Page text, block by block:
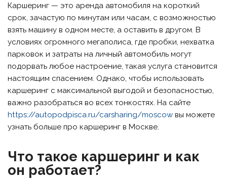
Каршеринг — это аренда автомобиля на короткий
срок, зачастую по минутам или часам, с возможностью
взять машину в одном месте, а оставить в другом. В
условиях огромного мегаполиса, где пробки, нехватка
парковок и затраты на личный автомобиль могут
подорвать любое настроение, такая услуга становится
настоящим спасением. Однако, чтобы использовать
каршеринг с максимальной выгодой и безопасностью,
важно разобраться во всех тонкостях. На сайте
https://autopodpisca.ru/carsharing/moscow вы можете
узнать больше про каршеринг в Москве.
Что такое каршеринг и как
он работает?